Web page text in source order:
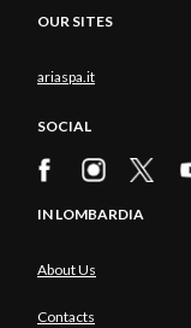
OUR SITES
ariaspa.it
SOCIAL
IN LOMBARDIA
About Us
Contacts